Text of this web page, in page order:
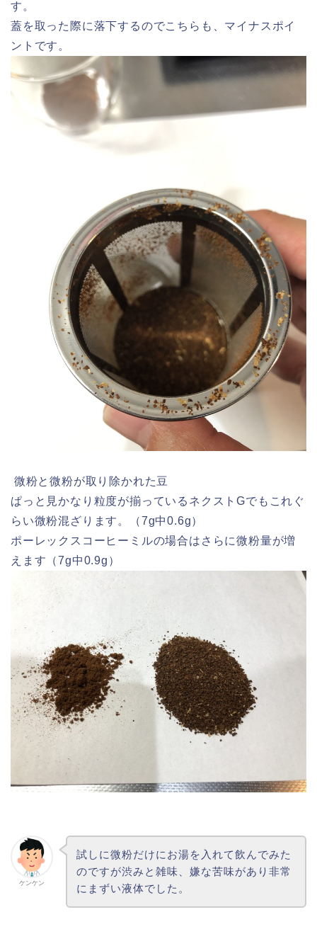
す。
蓋を取った際に落下するのでこちらも、マイナスポイ
ントです。
微粉と微粉が取り除かれた豆
ぱっと見かなり粒度が揃っているネクストGでもこれぐ
らい微粉混ざります。（7g中0.6g）
ポーレックスコーヒーミルの場合はさらに微粉量が増
えます（7g中0.9g）
ケンケン
試しに微粉だけにお湯を入れて飲んでみた
のですが渋みと雑味、嫌な苦味があり非常
にまずい液体でした。